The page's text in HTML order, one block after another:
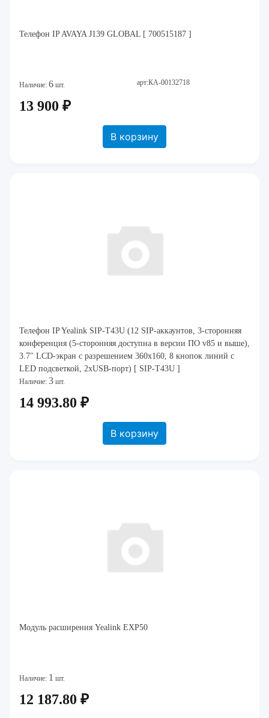
Телефон IP AVAYA J139 GLOBAL [ 700515187 ]
Наличие: 6 шт. арт:КА-00132718
13 900 ₽
В корзину
Телефон IP Yealink SIP-T43U (12 SIP-аккаунтов, 3-сторонняя
конференция (5-сторонняя доступна в версии ПО v85 и выше),
3.7" LCD-экран с разрешением 360х160, 8 кнопок линий с
LED подсветкой, 2xUSB-порт) [ SIP-T43U ]
Наличие: 3 шт.
14 993.80 ₽
В корзину
Модуль расширения Yealink EXP50
Наличие: 1 шт.
12 187.80 ₽